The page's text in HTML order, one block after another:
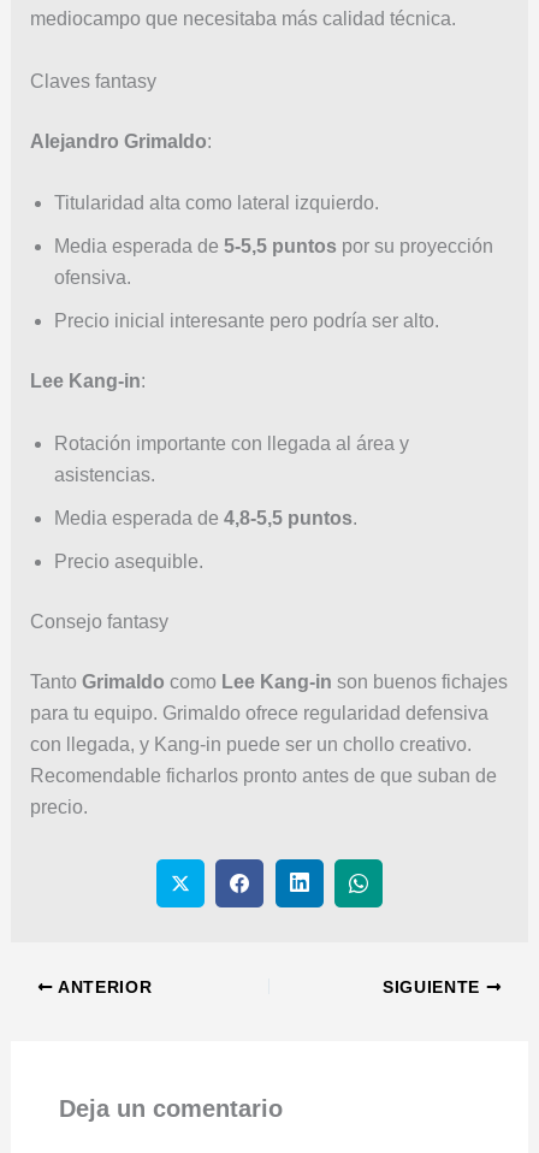
mediocampo que necesitaba más calidad técnica.
Claves fantasy
Alejandro Grimaldo:
Titularidad alta como lateral izquierdo.
Media esperada de 5-5,5 puntos por su proyección
ofensiva.
Precio inicial interesante pero podría ser alto.
Lee Kang-in:
Rotación importante con llegada al área y
asistencias.
Media esperada de 4,8-5,5 puntos.
Precio asequible.
Consejo fantasy
Tanto Grimaldo como Lee Kang-in son buenos fichajes
para tu equipo. Grimaldo ofrece regularidad defensiva
con llegada, y Kang-in puede ser un chollo creativo.
Recomendable ficharlos pronto antes de que suban de
precio.
ANTERIOR SIGUIENTE
Deja un comentario